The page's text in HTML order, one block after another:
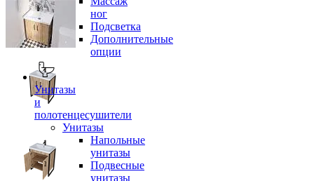
ног
Подсветка
Дополнительные
опции
Унитазы
и
полотенцесушители
Унитазы
Напольные
унитазы
Подвесные
унитазы